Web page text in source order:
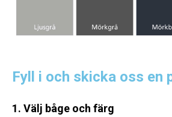
Fyll i och skicka oss en
1. Välj båge och färg